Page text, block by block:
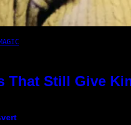
That Still Give